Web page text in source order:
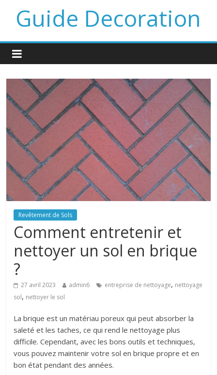
Guide Decoration
Revêtement de Sols
Comment entretenir et
nettoyer un sol en brique
?
27 avril 2023 admin6 entreprise de nettoyage, nettoyage
sol, nettoyer le sol
La brique est un matériau poreux qui peut absorber la
saleté et les taches, ce qui rend le nettoyage plus
difficile. Cependant, avec les bons outils et techniques,
vous pouvez maintenir votre sol en brique propre et en
bon état pendant des années.